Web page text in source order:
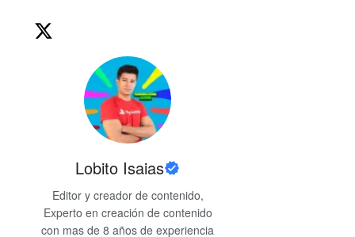
Lobito Isaias
Editor y creador de contenido,
Experto en creación de contenido
con mas de 8 años de experiencia